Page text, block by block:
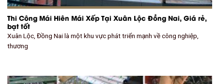
Thi Công Mái Hiên Mái Xếp Tại Xuân Lộc Đồng Nai, Giá rẻ,
bạt tốt
Xuân Lộc, Đồng Nai là một khu vực phát triển mạnh về công nghiệp,
thương